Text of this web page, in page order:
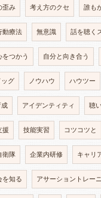
歪み 考え方のクセ 誰も
動療法 無意識 話を聴く
をつかう 自分と向き合う
グ ノウハウ ハウツー
アイデンティティ 聴
援 技能実習 コツコツと
衛隊 企業内研修 キャリ
を知る アサーショントレー